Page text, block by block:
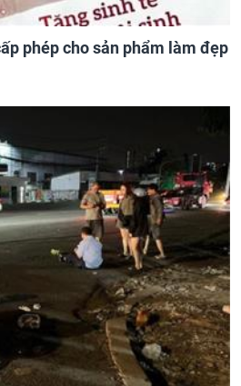
phép cho sản phẩm làm đẹp